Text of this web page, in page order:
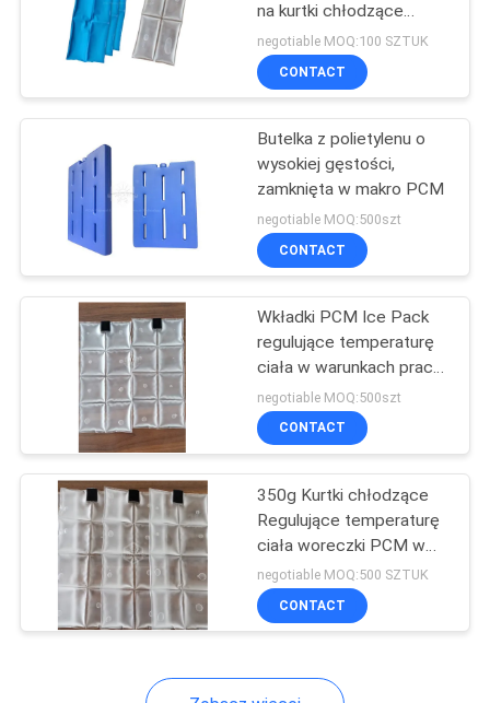
na kurtki chłodzące
Wkładki regulujące
temperaturę ciała
negotiable MOQ:100 SZTUK
CONTACT
Butelka z polietylenu o
wysokiej gęstości,
zamknięta w makro PCM
negotiable MOQ:500szt
CONTACT
Wkładki PCM Ice Pack
regulujące temperaturę
ciała w warunkach pracy
z haszem
negotiable MOQ:500szt
CONTACT
350g Kurtki chłodzące
Regulujące temperaturę
ciała woreczki PCM w
trudnych warunkach
pracy
negotiable MOQ:500 SZTUK
CONTACT